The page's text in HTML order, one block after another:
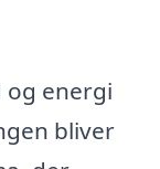
og energi
bliver